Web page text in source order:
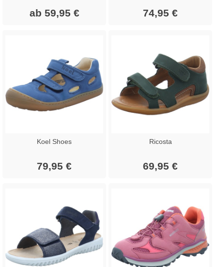
ab 59,95 € 74,95 €
Koel Shoes
79,95 €
Ricosta
69,95 €